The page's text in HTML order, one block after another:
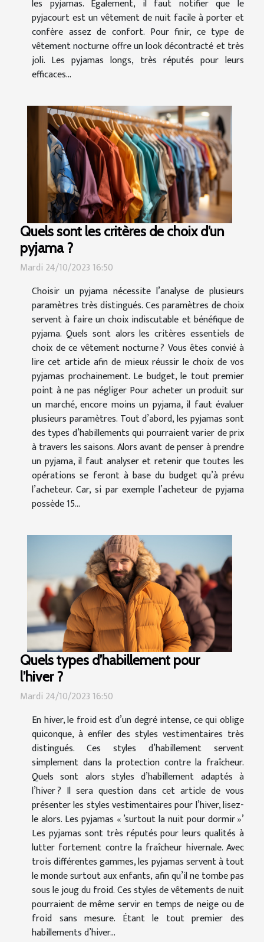
les pyjamas. Également, il faut notifier que le
pyjacourt est un vêtement de nuit facile à porter et
confère assez de confort. Pour finir, ce type de
vêtement nocturne offre un look décontracté et très
joli. Les pyjamas longs, très réputés pour leurs
efficaces...
Quels sont les critères de choix d’un
pyjama ?
Mardi 24/10/2023 16:50
Choisir un pyjama nécessite l’analyse de plusieurs
paramètres très distingués. Ces paramètres de choix
servent à faire un choix indiscutable et bénéfique de
pyjama. Quels sont alors les critères essentiels de
choix de ce vêtement nocturne ? Vous êtes convié à
lire cet article afin de mieux réussir le choix de vos
pyjamas prochainement. Le budget, le tout premier
point à ne pas négliger Pour acheter un produit sur
un marché, encore moins un pyjama, il faut évaluer
plusieurs paramètres. Tout d’abord, les pyjamas sont
des types d’habillements qui pourraient varier de prix
à travers les saisons. Alors avant de penser à prendre
un pyjama, il faut analyser et retenir que toutes les
opérations se feront à base du budget qu’à prévu
l’acheteur. Car, si par exemple l’acheteur de pyjama
possède 15...
Quels types d’habillement pour
l’hiver ?
Mardi 24/10/2023 16:50
En hiver, le froid est d’un degré intense, ce qui oblige
quiconque, à enfiler des styles vestimentaires très
distingués. Ces styles d’habillement servent
simplement dans la protection contre la fraîcheur.
Quels sont alors styles d’habillement adaptés à
l’hiver ? Il sera question dans cet article de vous
présenter les styles vestimentaires pour l’hiver, lisez-
le alors. Les pyjamas « ’surtout la nuit pour dormir »’
Les pyjamas sont très réputés pour leurs qualités à
lutter fortement contre la fraîcheur hivernale. Avec
trois différentes gammes, les pyjamas servent à tout
le monde surtout aux enfants, afin qu’il ne tombe pas
sous le joug du froid. Ces styles de vêtements de nuit
pourraient de même servir en temps de neige ou de
froid sans mesure. Étant le tout premier des
habillements d’hiver...